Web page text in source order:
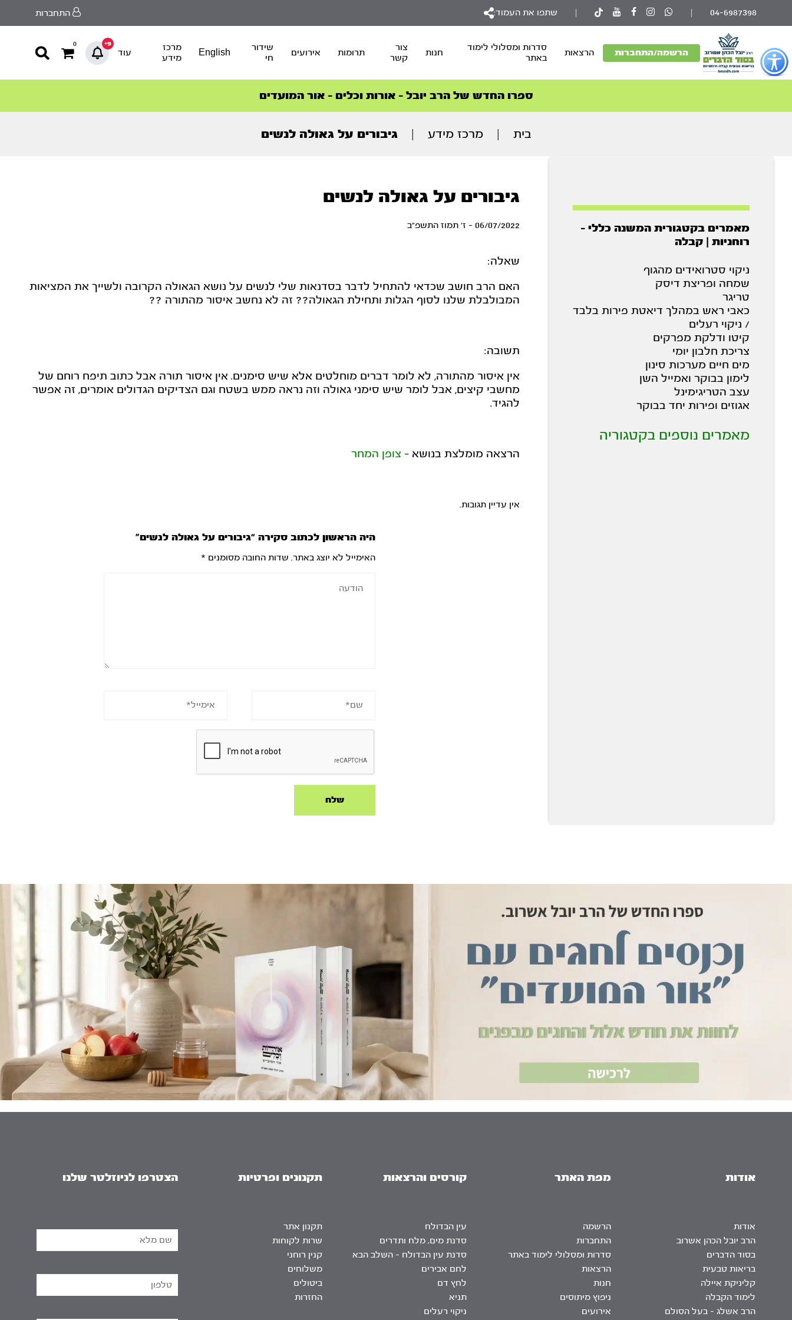
כפתור
לפתיחת
תפריט
נגישות
04-6987398 שתפו את העמוד: התחברות
הרשמה/התחברות הרצאות
סדרות ומסלולי לימוד
באתר
חנות
צור
קשר
תרומות אירועים
שידור
חי
English
מרכז
מידע
עוד
9+
0
סדרות הפודקאסטים
הסדרה המובילה החודש – דרך המלך
ספרו החדש של הרב יובל – אורות וכלים – אור המועדים
הצטרפו למהפכת הבריאות הטבעית >
סדרות הפודקאסטים
הסדרה המובילה החודש – דרך המלך
בית מרכז מידע גיבורים על גאולה לנשים
מאמרים בקטגורית המשנה כללי -
רוחניות | קבלה
ניקוי סטרואידים מהגוף
שמחה ופריצת דיסק
טריגר
כאבי ראש במהלך דיאטת פירות בלבד
/ ניקוי רעלים
קיטו ודלקת מפרקים
צריכת חלבון יומי
מים חיים מערכות סינון
לימון בבוקר ואמייל השן
עצב הטריגימינל
אגוזים ופירות יחד בבוקר
מאמרים נוספים בקטגוריה
גיבורים על גאולה לנשים
06/07/2022 - ז' תמוז התשפ"ב
שאלה:
האם הרב חושב שכדאי להתחיל לדבר בסדנאות שלי לנשים על נושא הגאולה הקרובה ולשייך את המציאות
המבולבלת שלנו לסוף הגלות ותחילת הגאולה?? זה לא נחשב איסור מהתורה ??
תשובה:
אין איסור מהתורה, לא לומר דברים מוחלטים אלא שיש סימנים. אין איסור תורה אבל כתוב תיפח רוחם של
מחשבי קיצים, אבל לומר שיש סימני גאולה וזה נראה ממש בשטח וגם הצדיקים הגדולים אומרים, זה אפשר
להגיד.
הרצאה מומלצת בנושא - צופן המחר
אין עדיין תגובות.
היה הראשון לכתוב סקירה “גיבורים על גאולה לנשים”
האימייל לא יוצג באתר. שדות החובה מסומנים *
אודות
אודות
הרב יובל הכהן אשרוב
בסוד הדברים
בריאות טבעית
קליניקת איילה
לימוד הקבלה
הרב אשלג – בעל הסולם
מפת האתר
הרשמה
התחברות
סדרות ומסלולי לימוד באתר
הרצאות
חנות
ניפוץ מיתוסים
אירועים
קורסים והרצאות
עין הבדולח
סדנת מים, מלח ותדרים
סדנת עין הבדולח – השלב הבא
לחם אבירים
לחץ דם
תניא
ניקוי רעלים
תקנונים ופרטיות
תקנון אתר
שרות לקוחות
קנין רוחני
משלוחים
ביטולים
החזרות
הצטרפו לניוזלטר שלנו